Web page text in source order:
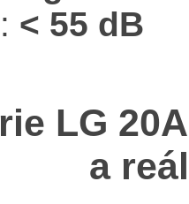
< 55 dB
LG
a